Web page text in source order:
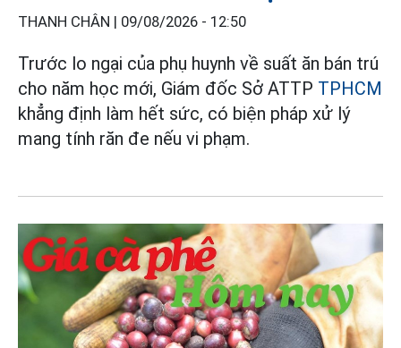
THANH CHÂN | 09/08/2026 - 12:50
Trước lo ngại của phụ huynh về suất ăn bán trú
cho năm học mới, Giám đốc Sở ATTP TPHCM
khẳng định làm hết sức, có biện pháp xử lý
mang tính răn đe nếu vi phạm.